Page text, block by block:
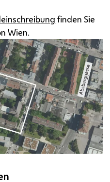
finden Sie
Wien.